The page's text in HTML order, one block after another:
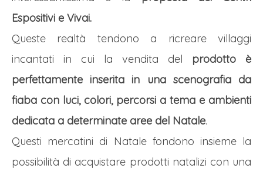
Espositivi e Vivai.
Queste realtà tendono a ricreare villaggi
incantati in cui la vendita del prodotto è
perfettamente inserita in una scenografia da
fiaba con luci, colori, percorsi a tema e ambienti
dedicata a determinate aree del Natale.
Questi mercatini di Natale fondono insieme la
possibilità di acquistare prodotti natalizi con una